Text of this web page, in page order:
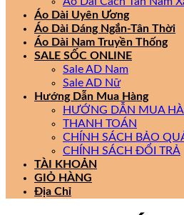
Áo Dài Uyên Ương
Áo Dài Dáng Ngắn-Tân Thời
Áo Dài Nam Truyền Thống
SALE SỐC ONLINE
Sale AD Nam
Sale AD Nữ
Hướng Dẫn Mua Hàng
HƯỚNG DẪN MUA
THANH TOÁN
CHÍNH SÁCH BẢO
CHÍNH SÁCH ĐỔI TRẢ
TÀI KHOẢN
GIỎ HÀNG
Địa Chỉ